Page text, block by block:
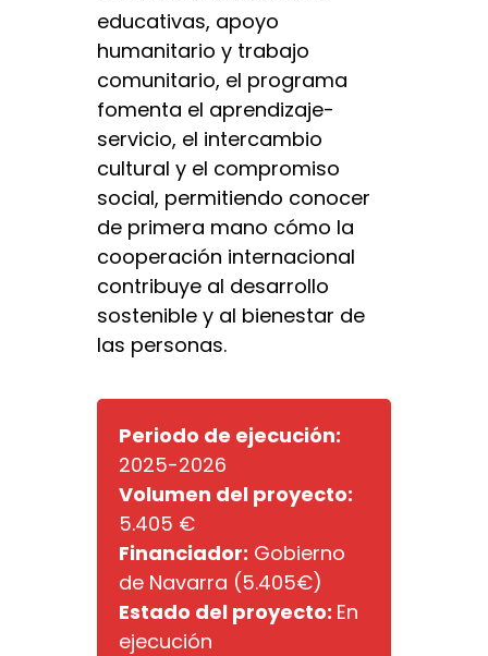
educativas, apoyo
humanitario y trabajo
comunitario, el programa
fomenta el aprendizaje-
servicio, el intercambio
cultural y el compromiso
social, permitiendo conocer
de primera mano cómo la
cooperación internacional
contribuye al desarrollo
sostenible y al bienestar de
las personas.
Periodo de ejecución:
2025-2026
Volumen del proyecto:
5.405 €
Financiador: Gobierno
de Navarra (5.405€)
Estado del proyecto: En
ejecución